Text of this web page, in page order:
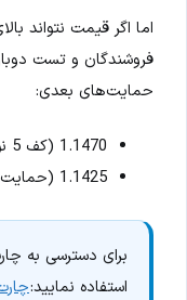
فروشندگان و تست دوباره سطح
حمایت‌های بعدی:
1.1470 (کف 5 نوامبر)
1.1425 (حمایت کانال نزولی)
برای دسترسی به
استفاده نمایید: